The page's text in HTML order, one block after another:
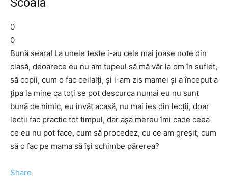
0
0
Bună seara! La unele teste i-au cele mai joase note din
clasă, deoarece eu nu am tupeul să mă vâr la om în suflet,
să copii, cum o fac ceilalţi, şi i-am zis mamei şi a început a
ţipa la mine ca toţi se pot descurca numai eu nu sunt
bună de nimic, eu învăţ acasă, nu mai ies din lecţii, doar
lecţii fac practic tot timpul, dar aşa mereu îmi cade ceea
ce eu nu pot face, cum să procedez, cu ce am greşit, cum
să o fac pe mama să îşi schimbe părerea?
Share